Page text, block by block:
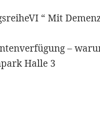
“ Mit
–
Halle 3